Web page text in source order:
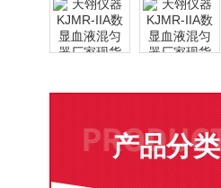
产品分类